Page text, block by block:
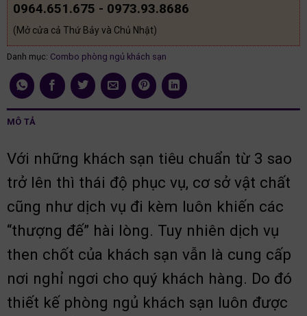
0964.651.675 - 0973.93.8686
(Mở cửa cả Thứ Bảy và Chủ Nhật)
Danh mục: Combo phòng ngủ khách sạn
MÔ TẢ
Với những khách sạn tiêu chuẩn từ 3 sao
trở lên thì thái độ phục vụ, cơ sở vật chất
cũng như dịch vụ đi kèm luôn khiến các
“thượng đế” hài lòng. Tuy nhiên dịch vụ
then chốt của khách sạn vẫn là cung cấp
nơi nghỉ ngơi cho quý khách hàng. Do đó
thiết kế phòng ngủ khách sạn luôn được